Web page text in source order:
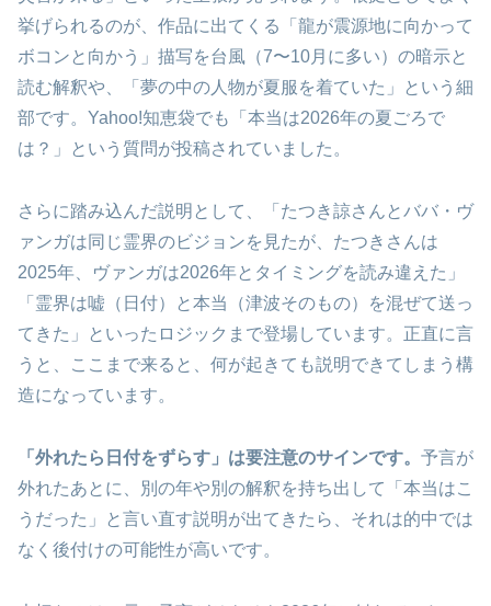
挙げられるのが、作品に出てくる「龍が震源地に向かって
ボコンと向かう」描写を台風（7〜10月に多い）の暗示と
読む解釈や、「夢の中の人物が夏服を着ていた」という細
部です。Yahoo!知恵袋でも「本当は2026年の夏ごろで
は？」という質問が投稿されていました。
さらに踏み込んだ説明として、「たつき諒さんとババ・ヴ
ァンガは同じ霊界のビジョンを見たが、たつきさんは
2025年、ヴァンガは2026年とタイミングを読み違えた」
「霊界は嘘（日付）と本当（津波そのもの）を混ぜて送っ
てきた」といったロジックまで登場しています。正直に言
うと、ここまで来ると、何が起きても説明できてしまう構
造になっています。
「外れたら日付をずらす」は要注意のサインです。 予言が
外れたあとに、別の年や別の解釈を持ち出して「本当はこ
うだった」と言い直す説明が出てきたら、それは的中では
なく後付けの可能性が高いです。